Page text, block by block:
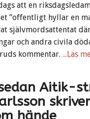
att en
”offentligt hyllar en
självmordsattentat
och andra civila
kommentar. ...Läs
Aitik-
hände